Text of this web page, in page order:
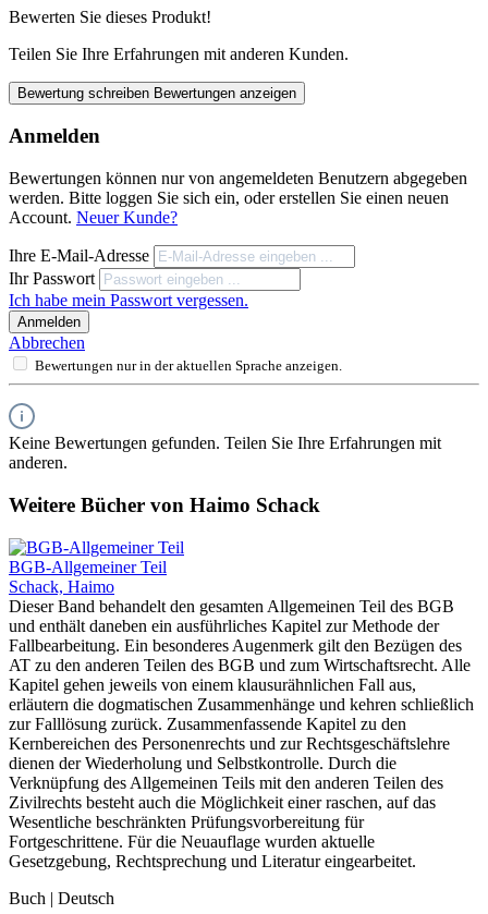
Bewerten Sie dieses Produkt!
Teilen Sie Ihre Erfahrungen mit anderen Kunden.
Bewertung schreiben Bewertungen anzeigen
Anmelden
Bewertungen können nur von angemeldeten Benutzern abgegeben
werden. Bitte loggen Sie sich ein, oder erstellen Sie einen neuen
Account. Neuer Kunde?
Ihre E-Mail-Adresse
Ihr Passwort
Ich habe mein Passwort vergessen.
Anmelden
Abbrechen
Bewertungen nur in der aktuellen Sprache anzeigen.
Keine Bewertungen gefunden. Teilen Sie Ihre Erfahrungen mit
anderen.
Weitere Bücher von Haimo Schack
BGB-Allgemeiner Teil
Schack, Haimo
Dieser Band behandelt den gesamten Allgemeinen Teil des BGB
und enthält daneben ein ausführliches Kapitel zur Methode der
Fallbearbeitung. Ein besonderes Augenmerk gilt den Bezügen des
AT zu den anderen Teilen des BGB und zum Wirtschaftsrecht. Alle
Kapitel gehen jeweils von einem klausurähnlichen Fall aus,
erläutern die dogmatischen Zusammenhänge und kehren schließlich
zur Falllösung zurück. Zusammenfassende Kapitel zu den
Kernbereichen des Personenrechts und zur Rechtsgeschäftslehre
dienen der Wiederholung und Selbstkontrolle. Durch die
Verknüpfung des Allgemeinen Teils mit den anderen Teilen des
Zivilrechts besteht auch die Möglichkeit einer raschen, auf das
Wesentliche beschränkten Prüfungsvorbereitung für
Fortgeschrittene. Für die Neuauflage wurden aktuelle
Gesetzgebung, Rechtsprechung und Literatur eingearbeitet.
Buch | Deutsch